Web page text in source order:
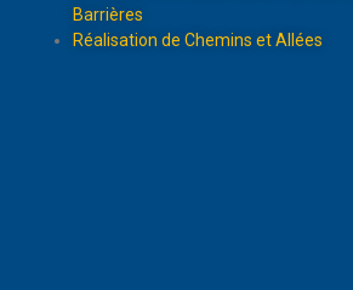
Barrières
Réalisation de Chemins et Allées